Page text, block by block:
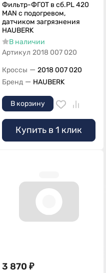
Фильтр-ФГОТ в сб.PL 420
MAN с подогревом,
датчиком загрязнения
HAUBERK
В наличии
Артикул 2018 007 020
Кроссы — 2018 007 020
Бренд — HAUBERK
В корзину
Купить в 1 клик
3 870 ₽